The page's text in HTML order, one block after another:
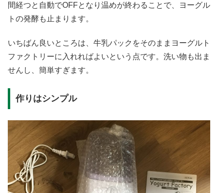
間経つと自動でOFFとなり温めが終わることで、ヨーグル
トの発酵も止まります。
いちばん良いところは、牛乳パックをそのままヨーグルト
ファクトリーに入れればよいという点です。洗い物も出ま
せんし、簡単すぎます。
作りはシンプル